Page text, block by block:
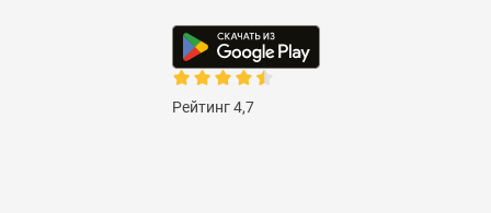
Рейтинг 4,7